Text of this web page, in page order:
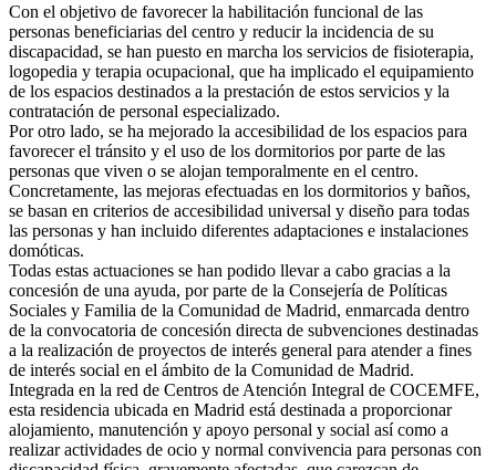
Con el objetivo de favorecer la habilitación funcional de las
personas beneficiarias del centro y reducir la incidencia de su
discapacidad, se han puesto en marcha los servicios de fisioterapia,
logopedia y terapia ocupacional, que ha implicado el equipamiento
de los espacios destinados a la prestación de estos servicios y la
contratación de personal especializado.
Por otro lado, se ha mejorado la accesibilidad de los espacios para
favorecer el tránsito y el uso de los dormitorios por parte de las
personas que viven o se alojan temporalmente en el centro.
Concretamente, las mejoras efectuadas en los dormitorios y baños,
se basan en criterios de accesibilidad universal y diseño para todas
las personas y han incluido diferentes adaptaciones e instalaciones
domóticas.
Todas estas actuaciones se han podido llevar a cabo gracias a la
concesión de una ayuda, por parte de la Consejería de Políticas
Sociales y Familia de la Comunidad de Madrid, enmarcada dentro
de la convocatoria de concesión directa de subvenciones destinadas
a la realización de proyectos de interés general para atender a fines
de interés social en el ámbito de la Comunidad de Madrid.
Integrada en la red de Centros de Atención Integral de COCEMFE,
esta residencia ubicada en Madrid está destinada a proporcionar
alojamiento, manutención y apoyo personal y social así como a
realizar actividades de ocio y normal convivencia para personas con